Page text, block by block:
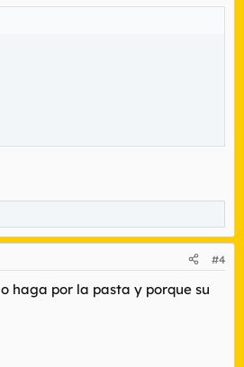
#4
haga por la pasta y porque su